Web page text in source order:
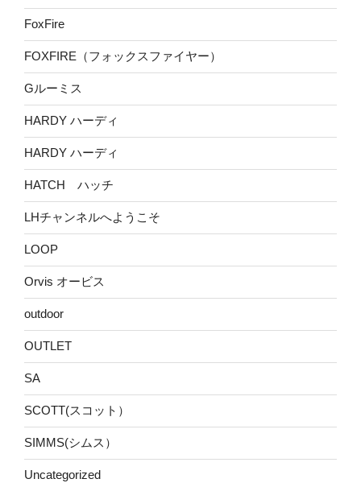
FoxFire
FOXFIRE（フォックスファイヤー）
Gルーミス
HARDY ハーディ
HARDY ハーディ
HATCH ハッチ
LHチャンネルへようこそ
LOOP
Orvis オービス
outdoor
OUTLET
SA
SCOTT(スコット）
SIMMS(シムス）
Uncategorized